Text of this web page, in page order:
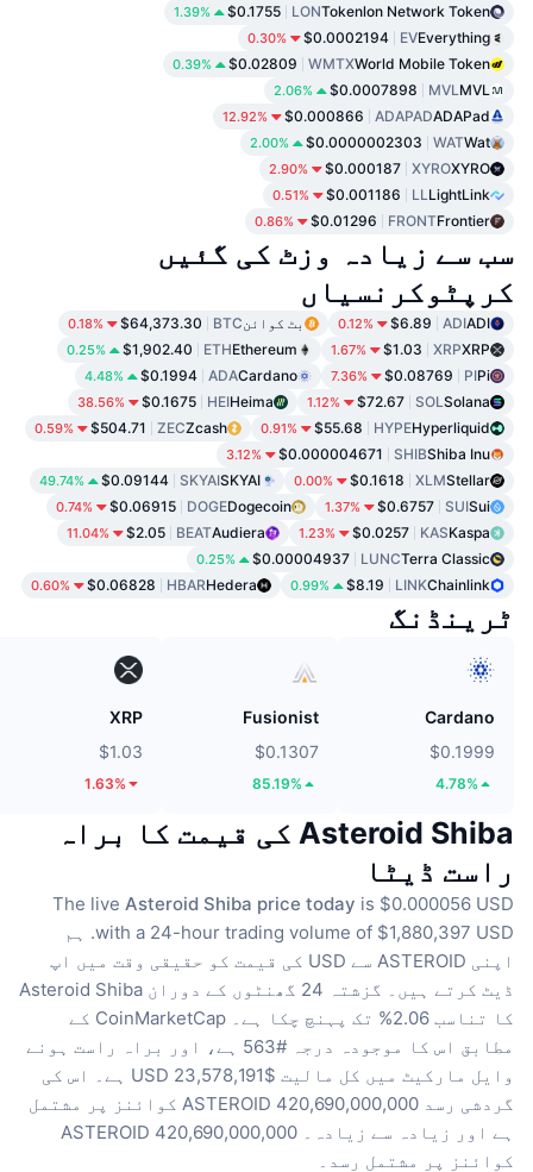
Tokenlon Network Token
LON
$0.1755
1.39%
Everything
EV
$0.0002194
0.30%
World Mobile Token
WMTX
$0.02809
0.39%
MVL
MVL
$0.0007898
2.06%
ADAPad
ADAPAD
$0.000866
12.92%
Wat
WAT
$0.0000002303
2.00%
XYRO
XYRO
$0.000187
2.90%
LightLink
LL
$0.001186
0.51%
Frontier
FRONT
$0.01296
0.86%
سب سے زیادہ وزٹ کی گئیں
کرپٹوکرنسیاں
ADI
ADI
$6.89
0.12% بٹ کوائنBTC
$64,373.30
0.18%
XRP
XRP
$1.03
1.67%
Ethereum
ETH
$1,902.40
0.25%
Pi
PI
$0.08769
7.36%
Cardano
ADA
$0.1994
4.48%
Solana
SOL
$72.67
1.12%
Heima
HEI
$0.1675
38.56%
Hyperliquid
HYPE
$55.68
0.91%
Zcash
ZEC
$504.71
0.59%
Shiba Inu
SHIB
$0.000004671
3.12%
Stellar
XLM
$0.1618
0.00%
SKYAI
SKYAI
$0.09144
49.74%
Sui
SUI
$0.6757
1.37%
Dogecoin
DOGE
$0.06915
0.74%
Kaspa
KAS
$0.0257
1.23%
Audiera
BEAT
$2.05
11.04%
Terra Classic
LUNC
$0.00004937
0.25%
Chainlink
LINK
$8.19
0.99%
Hedera
HBAR
$0.06828
0.60%
ٹرینڈنگ
Cardano
$0.1999
4.78%
Fusionist
$0.1307
85.19%
XRP
$1.03
1.63%
Asteroid Shiba کی قیمت کا براہ
راست ڈیٹا
The live Asteroid Shiba price today is $0.000056 USD
with a 24-hour trading volume of $1,880,397 USD.
ہم
اپنی ASTEROID سے USD کی قیمت کو حقیقی وقت میں اپ
ڈیٹ کرتے ہیں۔
گزشتہ 24 گھنٹوں کے دوران Asteroid Shiba
کا تناسب 2.06% تک پہنچ چکا ہے۔
CoinMarketCap کے
مطابق اس کا موجودہ درجہ #563 ہے، اور براہ راست ہونے
وایل مارکیٹ میں کل مالیت $23,578,191 USD ہے۔
اس کی
گردشی رسد 420,690,000,000 ASTEROID کوائنز پر مشتمل
ہے
اور زیادہ سے زیادہ۔ 420,690,000,000 ASTEROID
کوائنز پر مشتمل رسد۔